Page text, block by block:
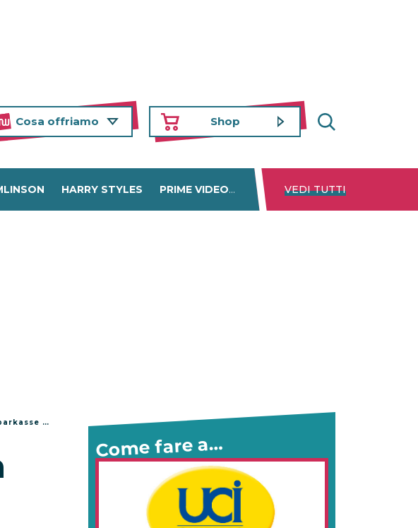
Cosa offriamo Shop
HARRY STYLES PRIME VIDEO DISNEY+ NETFLIX
VEDI TUTTI
Arena
Come fare a…